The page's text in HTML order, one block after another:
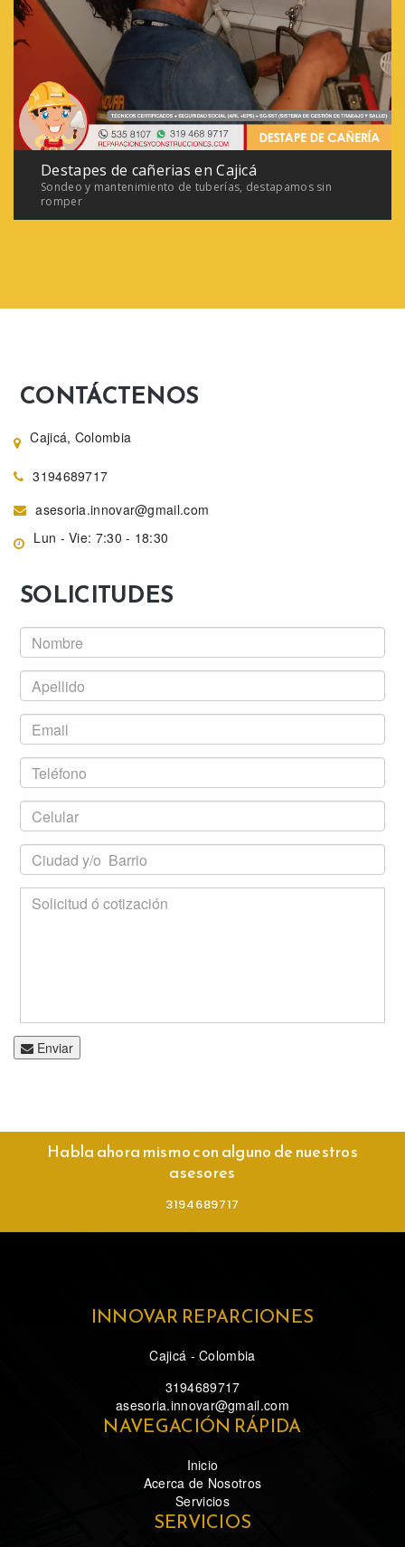
Destapes de cañerias en Cajicá
Sondeo y mantenimiento de tuberías, destapamos sin
romper
CONTÁCTENOS
Cajicá, Colombia
3194689717
asesoria.innovar@gmail.com
Lun - Vie: 7:30 - 18:30
SOLICITUDES
Enviar
Habla ahora mismo con alguno de nuestros
asesores
3194689717
INNOVAR REPARCIONES
Cajicá - Colombia
3194689717
asesoria.innovar@gmail.com
NAVEGACIÓN RÁPIDA
Inicio
Acerca de Nosotros
Servicios
SERVICIOS